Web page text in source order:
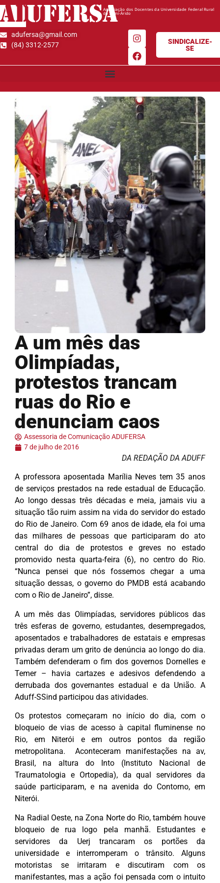
ADUFERSAAssociação dos Docentes da Universidade Federal Rural
do Semi-Árido
adufersa@gmail.com
(84) 3312-2577
SINDICALIZE-
SE
A um mês das
Olimpíadas,
protestos trancam
ruas do Rio e
denunciam caos
Assessoria de Comunicação ADUFERSA
7 de julho de 2016
DA REDAÇÃO DA ADUFF
A professora aposentada Marília Neves tem 35 anos
de serviços prestados na rede estadual de Educação.
Ao longo dessas três décadas e meia, jamais viu a
situação tão ruim assim na vida do servidor do estado
do Rio de Janeiro. Com 69 anos de idade, ela foi uma
das milhares de pessoas que participaram do ato
central do dia de protestos e greves no estado
promovido nesta quarta-feira (6), no centro do Rio.
“Nunca pensei que nós fossemos chegar a uma
situação dessas, o governo do PMDB está acabando
com o Rio de Janeiro”, disse.
A um mês das Olimpíadas, servidores públicos das
três esferas de governo, estudantes, desempregados,
aposentados e trabalhadores de estatais e empresas
privadas deram um grito de denúncia ao longo do dia.
Também defenderam o fim dos governos Dornelles e
Temer – havia cartazes e adesivos defendendo a
derrubada dos governantes estadual e da União. A
Aduff-SSind participou das atividades.
Os protestos começaram no início do dia, com o
bloqueio de vias de acesso à capital fluminense no
Rio, em Niterói e em outros pontos da região
metropolitana. Aconteceram manifestações na av,
Brasil, na altura do Into (Instituto Nacional de
Traumatologia e Ortopedia), da qual servidores da
saúde participaram, e na avenida do Contorno, em
Niterói.
Na Radial Oeste, na Zona Norte do Rio, também houve
bloqueio de rua logo pela manhã. Estudantes e
servidores da Uerj trancaram os portões da
universidade e interromperam o trânsito. Alguns
motoristas se irritaram e discutiram com os
manifestantes, mas a ação foi pensada com o intuito